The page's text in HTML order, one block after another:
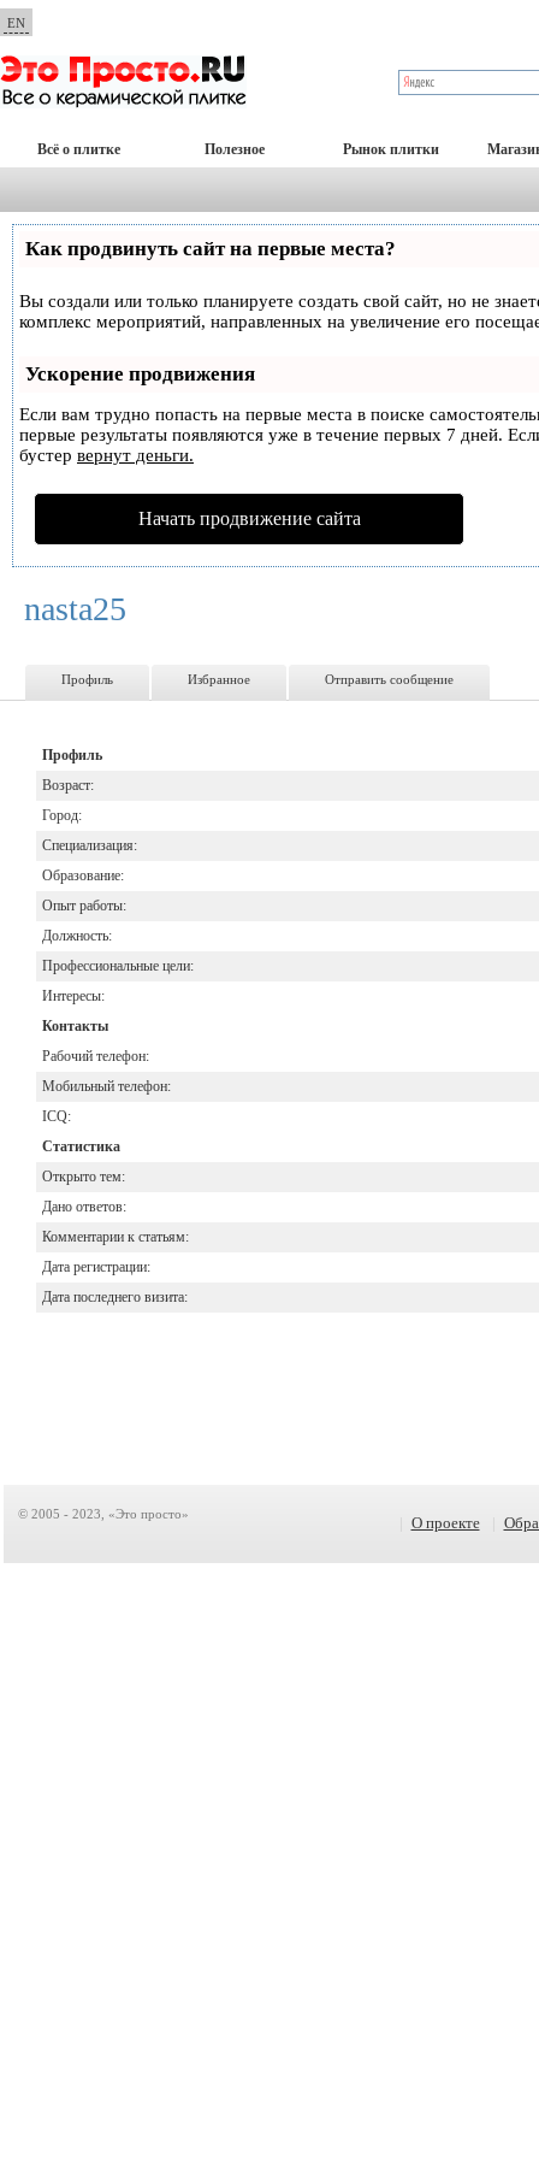
EN
Всё о плитке Полезное Рынок плитки
Как продвинуть сайт на первые места?
Вы создали или только планируете создать свой сайт, но не
комплекс мероприятий, направленных на увеличение его
Ускорение продвижения
Если вам трудно попасть на первые места в поиске
первые результаты появляются уже в течение первых 7 дней.
бустер вернут деньги.
Начать продвижение сайта
nasta25
Профиль Избранное Отправить сообщение
Профиль
Возраст:
Город:
Специализация:
Образование:
Опыт работы:
Должность:
Профессиональные цели:
Интересы:
Контакты
Рабочий телефон:
Мобильный телефон:
ICQ:
Статистика
Открыто тем:
Дано ответов:
Комментарии к статьям:
Дата регистрации:
Дата последнего визита:
© 2005 - 2023, «Это просто» О проекте